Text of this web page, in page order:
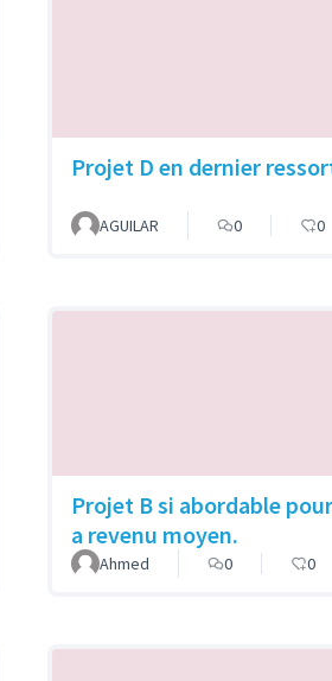
Projet D en dernier
AGUILAR 0 0
Projet B si abordable
a revenu moyen.
Ahmed 0 0